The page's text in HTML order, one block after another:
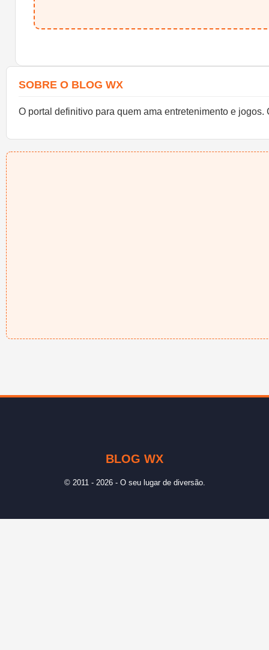
SOBRE O BLOG WX
O portal definitivo para quem ama entretenimento e
BLOG WX
© 2011 - 2026 - O seu lugar de diversão.